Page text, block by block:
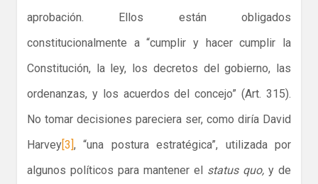
aprobación. Ellos están obligados
constitucionalmente a “cumplir y hacer cumplir la
Constitución, la ley, los decretos del gobierno, las
ordenanzas, y los acuerdos del concejo” (Art. 315).
No tomar decisiones pareciera ser, como diría David
Harvey[3], “una postura estratégica”, utilizada por
algunos políticos para mantener el status quo, y de